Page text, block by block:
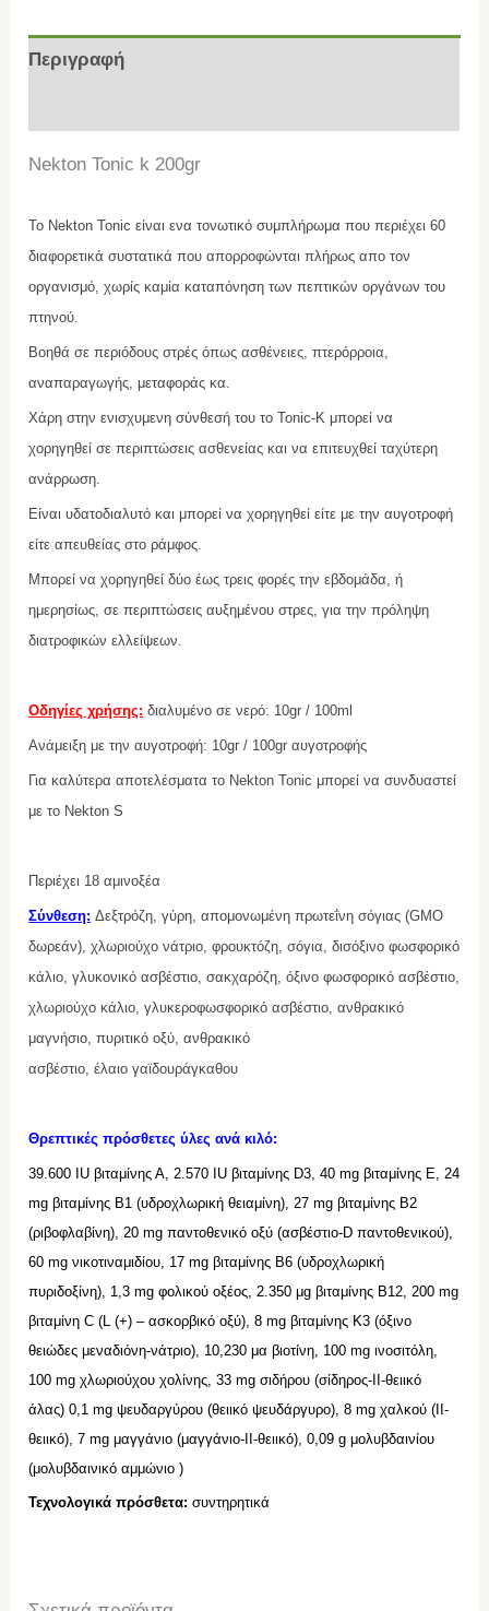
Περιγραφή
Nekton Tonic k 200gr
To Νekton Tonicείναι ενα τονωτικό συμπλήρωμα που περιέχει 60
διαφορετικά συστατικά που απορροφώνται πλήρως απο τον
οργανισμό, χωρίς καμία καταπόνηση των πεπτικών οργάνων του
πτηνού.
Βοηθά σε περιόδους στρές όπως ασθένειες, πτερόρροια,
αναπαραγωγής, μεταφοράς κα.
Χάρη στην ενισχυμενη σύνθεσή του τοTonic-Κμπορεί να
χορηγηθεί σε περιπτώσεις ασθενείας και να επιτευχθεί ταχύτερη
ανάρρωση.
Είναι υδατοδιαλυτό και μπορεί να χορηγηθεί είτε με την αυγοτροφή
είτε απευθείας στο ράμφος.
Μπορεί να χορηγηθεί δύο έως τρεις φορές την εβδομάδα, ή
ημερησίως, σε περιπτώσεις αυξημένου στρες, για την πρόληψη
διατροφικών ελλείψεων.
Οδηγίες χρήσης: διαλυμένο σε νερό: 10gr / 100ml
Ανάμειξη με την αυγοτροφή: 10gr / 100grαυγοτροφής
Για καλύτερα αποτελέσματα το Nekton Τοnic μπορεί να συνδυαστεί
με το Nekton S
Περιέχει 18 αμινοξέα
Σύνθεση: Δεξτρόζη, γύρη, απομονωμένη πρωτεΐνη σόγιας (GMO
δωρεάν), χλωριούχο νάτριο, φρουκτόζη, σόγια, δισόξινο φωσφορικό
κάλιο, γλυκονικό ασβέστιο, σακχαρόζη, όξινο φωσφορικό ασβέστιο,
χλωριούχο κάλιο, γλυκεροφωσφορικό ασβέστιο, ανθρακικό
μαγνήσιο, πυριτικό οξύ, ανθρακικό
ασβέστιο,έλαιογαϊδουράγκαθου
Θρεπτικές πρόσθετες ύλες ανά κιλό:
39.600 IU βιταμίνης Α, 2.570 IU βιταμίνης D3, 40 mg βιταμίνης Ε, 24
mg βιταμίνης Β1 (υδροχλωρική θειαμίνη), 27 mg βιταμίνης Β2
(ριβοφλαβίνη), 20 mg παντοθενικό οξύ (ασβέστιο-D παντοθενικού),
60 mg νικοτιναμιδίου, 17 mg βιταμίνης Β6 (υδροχλωρική
πυριδοξίνη), 1,3 mg φολικού οξέος, 2.350 μg βιταμίνης Β12, 200 mg
βιταμίνη C (L (+) – ασκορβικό οξύ), 8 mg βιταμίνης Κ3 (όξινο
θειώδες μεναδιόνη-νάτριο), 10,230 μα βιοτίνη, 100 mg ινοσιτόλη,
100 mg χλωριούχου χολίνης, 33 mg σιδήρου (σίδηρος-ΙΙ-θειικό
άλας) 0,1 mg ψευδαργύρου (θειικό ψευδάργυρο), 8 mg χαλκού (ΙΙ-
θειικό), 7 mg μαγγάνιο (μαγγάνιο-II-θειικό), 0,09 g μολυβδαινίου
(μολυβδαινικό αμμώνιο )
Τεχνολογικά πρόσθετα: συντηρητικά